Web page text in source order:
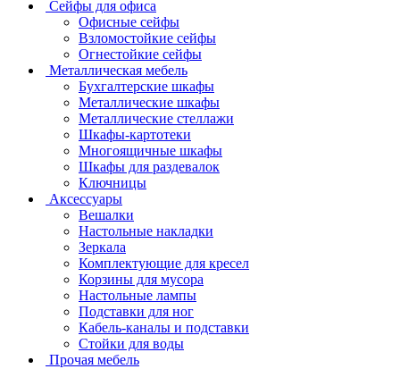
Сейфы для офиса
Офисные сейфы
Взломостойкие сейфы
Огнестойкие сейфы
Металлическая мебель
Бухгалтерские шкафы
Металлические шкафы
Металлические стеллажи
Шкафы-картотеки
Многоящичные шкафы
Шкафы для раздевалок
Ключницы
Аксессуары
Вешалки
Настольные накладки
Зеркала
Комплектующие для кресел
Корзины для мусора
Настольные лампы
Подставки для ног
Кабель-каналы и подставки
Стойки для воды
Прочая мебель